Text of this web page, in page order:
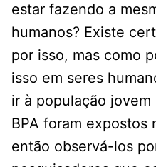
estar fazendo a
humanos? Existe
por isso, mas como
isso em seres
ir à população
BPA foram expostos
então observá-los